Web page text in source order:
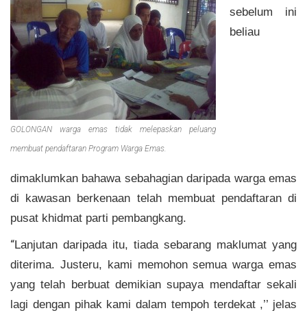
GOLONGAN warga emas tidak melepaskan peluang
membuat pendaftaran Program Warga Emas.
sebelum ini
beliau
dimaklumkan bahawa sebahagian daripada warga emas
di kawasan berkenaan telah membuat pendaftaran di
pusat khidmat parti pembangkang.
“Lanjutan daripada itu, tiada sebarang maklumat yang
diterima. Justeru, kami memohon semua warga emas
yang telah berbuat demikian supaya mendaftar sekali
lagi dengan pihak kami dalam tempoh terdekat ,’’ jelas